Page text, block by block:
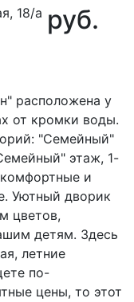
18/а руб.
расположена у
от кромки воды.
"Семейный"
этаж, 1-
и
Уютный дворик
цветов,
детям. Здесь
летние
по-
цены, то этот